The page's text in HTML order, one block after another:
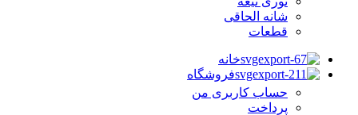
شانه الحاقی
قطعات
خانه
فروشگاه
حساب کاربری من
پرداخت